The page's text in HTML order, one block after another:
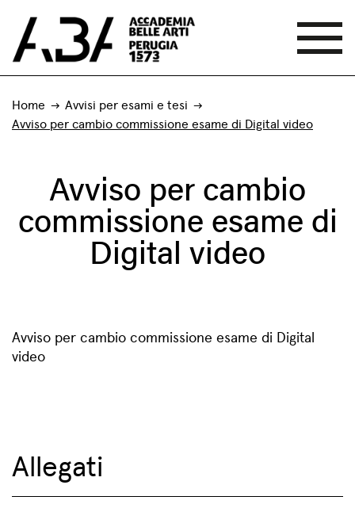
Home
Avvisi per esami e tesi
Avviso per cambio commissione esame di Digital video
Avviso per cambio
commissione esame di
Digital video
Avviso per cambio commissione esame di Digital
video
Allegati